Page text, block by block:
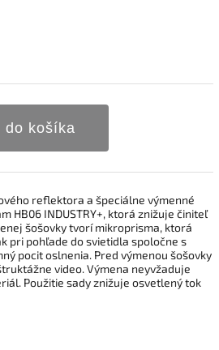
do košíka
reflektora a špeciálne výmenné
HB06 INDUSTRY+, ktorá znižuje činiteľ
šošovky tvorí mikroprisma, ktorá
pri pohľade do svietidla spoločne s
pocit oslnenia. Pred výmenou šošovky
video. Výmena neyvžaduje
Použitie sady znižuje osvetlený tok